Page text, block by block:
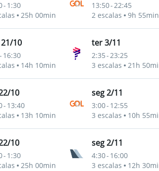
- 1:30
25h 00min
13:50-22:45
2 escalas
9h 55min
10
- 16:30
14h 10min
ter 3/11
2:35-23:25
3 escalas
21h
10
- 13:40
13h 10min
seg 2/11
3:00- 12:55
3 escalas
10h
10
- 1:30
25h 00min
seg 2/11
4:30- 16:00
3 escalas
12h